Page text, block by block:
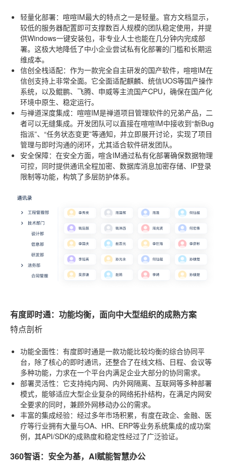
轻量化部署：喧喧IM最大的特点之一是轻量。官方文档显示，
较低的服务器配置即可支撑数百人规模的团队稳定使用，并提
供Windows一键安装包，非专业人士也能在几分钟内完成部
署。这极大地降低了中小企业尝试私有化部署的门槛和长期运
维成本。
信创全栈适配：作为一款完全自主研发的国产软件，喧喧IM在
信创支持上非常全面。它全面适配麒麟、统信UOS等国产操作
系统，以及鲲鹏、飞腾、申威等主流国产CPU，确保在国产化
环境中原生、稳定运行。
与禅道深度集成：喧喧IM是禅道项目管理软件的兄弟产品，二
者可以无缝集成。开发团队可以直接在喧喧IM中接收到“新Bug
指派”、“任务状态变更”等通知，并立即展开讨论，实现了项目
管理与即时沟通的闭环，尤其适合软件研发团队。
安全保障：在安全方面，喧含IM通过私有化部署确保数据物理
可控，同时提供通讯全程加密、数据库消息加密存储、IP登录
限制等功能，构筑了多层防护体系。
有度即时通：功能均衡，面向中大型组织的成熟方案
特点剖析
功能全面性：有度即时通是一款功能比较均衡的综合协同平
台，除了核心的即时通讯，还整合了在线文档、日程、会议等
多种功能，力求在一个平台内满足企业大部分的协同需求。
部署灵活性：它支持纯内网、内外网隔离、互联网等多种部署
模式，能够适应大型企业复杂的网络拓扑结构，在满足内网安
全要求的同时，兼顾外网移动办公的需求。
丰富的集成经验：经过多年市场积累，有度在政企、金融、医
疗等行业拥有大量与OA、HR、ERP等业务系统集成的成功案
例，其API/SDK的成熟度和稳定性经过了广泛验证。
360智语：安全为基，AI赋能智慧办公